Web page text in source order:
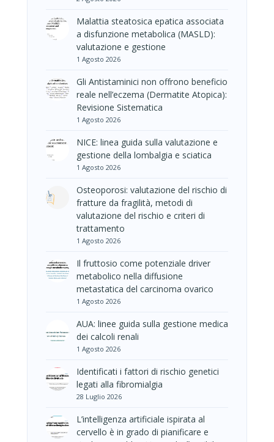
Malattia steatosica epatica associata
a disfunzione metabolica (MASLD):
valutazione e gestione
1 Agosto 2026
Gli Antistaminici non offrono beneficio
reale nell’eczema (Dermatite Atopica):
Revisione Sistematica
1 Agosto 2026
NICE: linea guida sulla valutazione e
gestione della lombalgia e sciatica
1 Agosto 2026
Osteoporosi: valutazione del rischio di
fratture da fragilità, metodi di
valutazione del rischio e criteri di
trattamento
1 Agosto 2026
Il fruttosio come potenziale driver
metabolico nella diffusione
metastatica del carcinoma ovarico
1 Agosto 2026
AUA: linee guida sulla gestione medica
dei calcoli renali
1 Agosto 2026
Identificati i fattori di rischio genetici
legati alla fibromialgia
28 Luglio 2026
L’intelligenza artificiale ispirata al
cervello è in grado di pianificare e